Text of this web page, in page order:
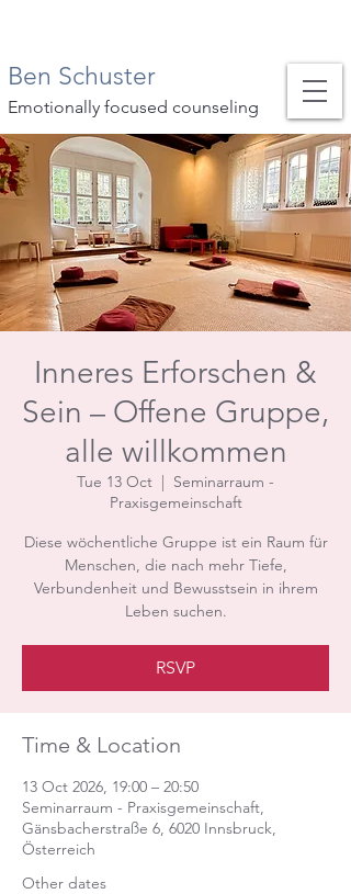
Ben Schuster
Emotionally focused counseling
Inneres Erforschen &
Sein – Offene Gruppe,
alle willkommen
Tue 13 Oct
  |
Seminarraum -
Praxisgemeinschaft
Diese wöchentliche Gruppe ist ein Raum für
Menschen, die nach mehr Tiefe,
Verbundenheit und Bewusstsein in ihrem
Leben suchen.
RSVP
Time & Location
13 Oct 2026, 19:00 – 20:50
Seminarraum - Praxisgemeinschaft,
Gänsbacherstraße 6, 6020 Innsbruck,
Österreich
Other dates